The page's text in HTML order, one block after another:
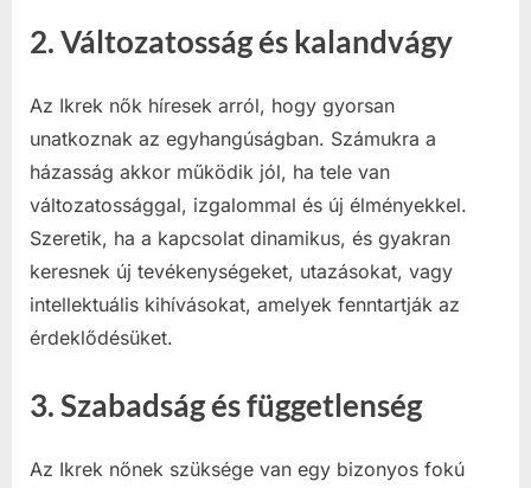
2.Változatosság és kalandvágy
Az Ikrek nők híresek arról, hogy gyorsan
unatkoznak az egyhangúságban. Számukra a
házasság akkor működik jól, ha tele van
változatossággal, izgalommal és új élményekkel.
Szeretik, ha a kapcsolat dinamikus, és gyakran
keresnek új tevékenységeket, utazásokat, vagy
intellektuális kihívásokat, amelyek fenntartják az
érdeklődésüket.
3.Szabadság és függetlenség
Az Ikrek nőnek szüksége van egy bizonyos fokú